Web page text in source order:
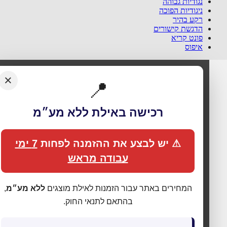
🍪 אנחנו משתמשים בעוגיות כדי לשפר את החוויה
האתר עושה שימוש בעוגיות (Cookies) לתפעול תקין, אנליטיקה,
התאמת תכנים ופרסום ממוקד. בלחיצה על„מאשר הכול”
מסכים לכל הקטגוריות כמפורט במדיניות הפרטיות. באפשרותך
לשנות העדפות בכל עת דרך„העדפות פרטיות”בתחתית האתר.
ניגודיות הפוכה
רקע בהיר
הדגשת קישורים
פונט קריא
איפוס
📍
רכישה באילת ללא מע״מ
⚠ יש לבצע את ההזמנה לפחות 7 ימי
עבודה מראש
המחירים באתר עבור הזמנות לאילת מוצגיםללא מע״מ,
בהתאם לתנאי החוק.